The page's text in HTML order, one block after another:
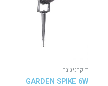
דוקרני גינה
GARDEN SPIKE 6W